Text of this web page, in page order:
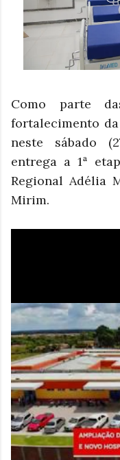
Como parte
fortalecimento
neste sábado
entrega a 1ª
Regional Adélia
Mirim.